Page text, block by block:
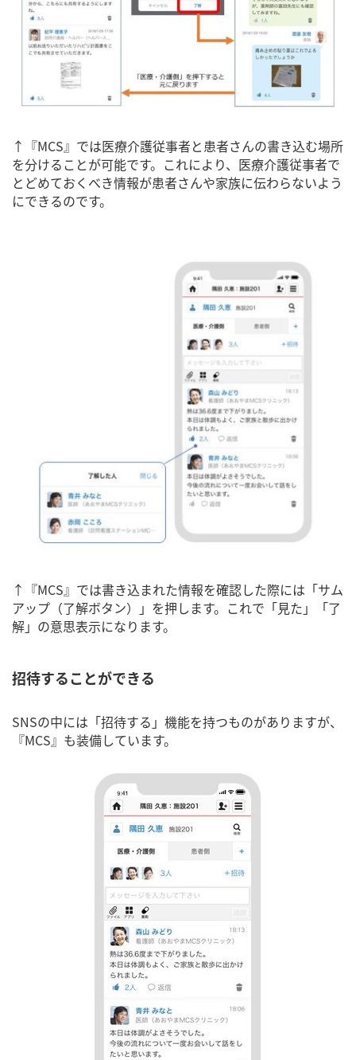
↑『MCS』では医療介護従事者と患者さんの書き込む場所
を分けることが可能です。これにより、医療介護従事者で
とどめておくべき情報が患者さんや家族に伝わらないよう
にできるのです。
↑『MCS』では書き込まれた情報を確認した際には「サム
アップ（了解ボタン）」を押します。これで「見た」「了
解」の意思表示になります。
招待することができる
SNSの中には「招待する」機能を持つものがありますが、
『MCS』も装備しています。